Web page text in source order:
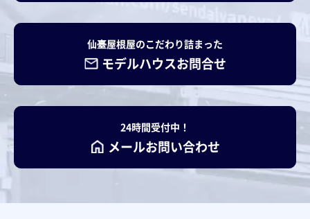
4. 個人情報の開示
三者に開示することはありません。 ただし、以下
の事例に該当する場合はその限りではありませ
ん。
官庁、裁判所、検察官、警察、弁護士会、消費者
センター、またはそれらに準じる権限を有する機
る場合。 法令や当社のご利用規約・注意事項に反
する行動から、当社の権利、財産またはサービス
仙臺屋根屋のこだわり詰まった
モデルハウスお問合せ
24時間受付中！
メールお問い合わせ